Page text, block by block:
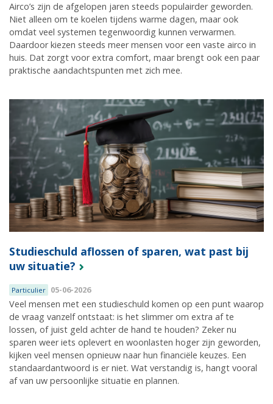
Airco’s zijn de afgelopen jaren steeds populairder geworden.
Niet alleen om te koelen tijdens warme dagen, maar ook
omdat veel systemen tegenwoordig kunnen verwarmen.
Daardoor kiezen steeds meer mensen voor een vaste airco in
huis. Dat zorgt voor extra comfort, maar brengt ook een paar
praktische aandachtspunten met zich mee.
Studieschuld aflossen of sparen, wat past bij
uw situatie?
Particulier 05-06-2026
Veel mensen met een studieschuld komen op een punt waarop
de vraag vanzelf ontstaat: is het slimmer om extra af te
lossen, of juist geld achter de hand te houden? Zeker nu
sparen weer iets oplevert en woonlasten hoger zijn geworden,
kijken veel mensen opnieuw naar hun financiële keuzes. Een
standaardantwoord is er niet. Wat verstandig is, hangt vooral
af van uw persoonlijke situatie en plannen.